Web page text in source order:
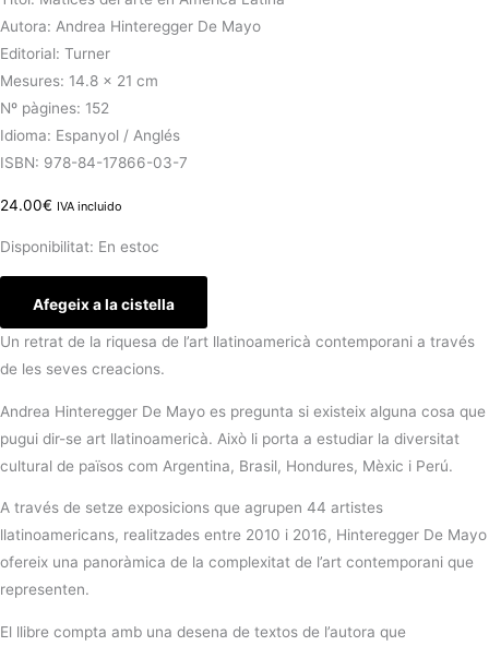
Autora: Andrea Hinteregger De Mayo
Editorial: Turner
Mesures: 14.8 × 21 cm
Nº pàgines: 152
Idioma: Espanyol / Anglés
ISBN: 978-84-17866-03-7
24.00€ IVA incluido
Disponibilitat: En estoc
Afegeix a la cistella
Un retrat de la riquesa de l’art llatinoamericà contemporani a través
de les seves creacions.
Andrea Hinteregger De Mayo es pregunta si existeix alguna cosa que
pugui dir-se art llatinoamericà. Això li porta a estudiar la diversitat
cultural de països com Argentina, Brasil, Hondures, Mèxic i Perú.
A través de setze exposicions que agrupen 44 artistes
llatinoamericans, realitzades entre 2010 i 2016, Hinteregger De Mayo
ofereix una panoràmica de la complexitat de l’art contemporani que
representen.
El llibre compta amb una desena de textos de l’autora que